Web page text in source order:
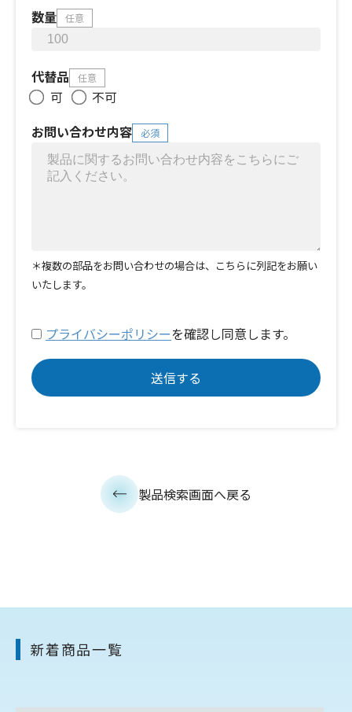
数量 任意
代替品 任意
可
不可
お問い合わせ内容
必須
＊複数の部品をお問い合わせの場合は、こちらに列記をお願い
いたします。
プライバシーポリシーを確認し同意します。
製品検索画面へ戻る
新着商品一覧